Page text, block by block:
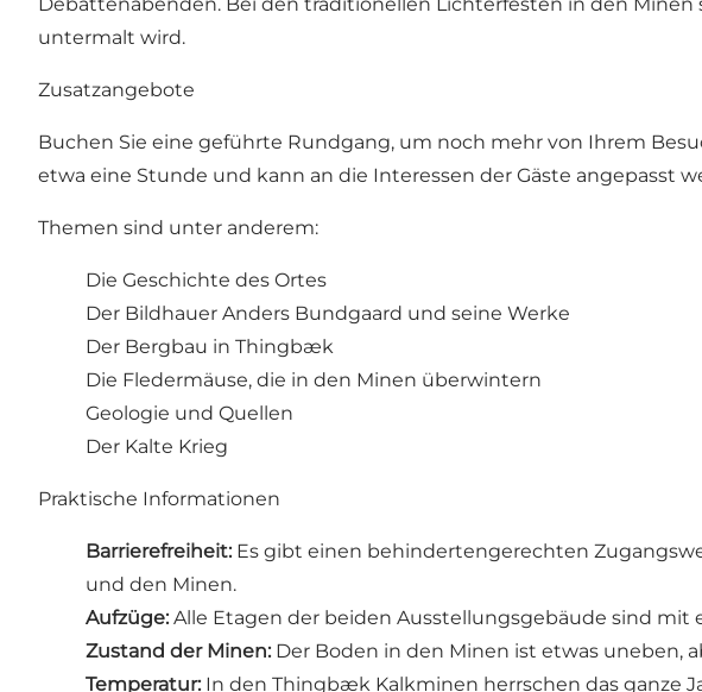
Debattenabenden. Bei den traditionellen Lichterfesten in den
untermalt wird.
Zusatzangebote
Buchen Sie eine geführte Rundgang, um noch mehr von Ihrem
etwa eine Stunde und kann an die Interessen der Gäste angepasst
Themen sind unter anderem:
Die Geschichte des Ortes
Der Bildhauer Anders Bundgaard und seine Werke
Der Bergbau in Thingbæk
Die Fledermäuse, die in den Minen überwintern
Geologie und Quellen
Der Kalte Krieg
Praktische Informationen
Barrierefreiheit: Es gibt einen behindertengerechten
und den Minen.
Aufzüge: Alle Etagen der beiden Ausstellungsgebäude sind
Zustand der Minen: Der Boden in den Minen ist etwas uneben,
Temperatur: In den Thingbæk Kalkminen herrschen das ganze